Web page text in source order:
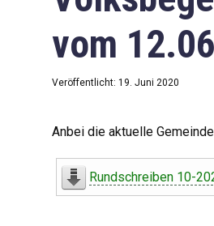
vom
Veröffentlicht: 19. Juni 2020
Anbei die aktuelle
Rundschreiben 10-